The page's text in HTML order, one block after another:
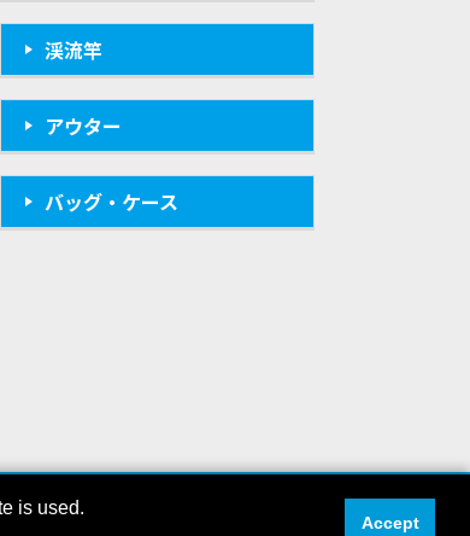
渓流竿
アウター
バッグ・ケース
RESERVED
is used.
Accept